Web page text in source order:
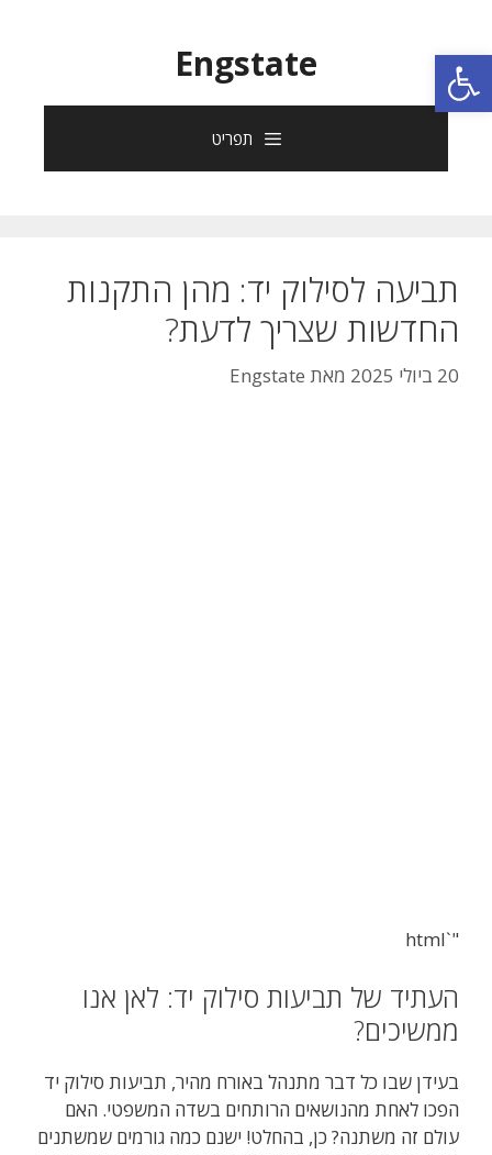
פתח סרגל נגישות Engstate
תפריט
תביעה לסילוק יד: מהן התקנות
החדשות שצריך לדעת?
20 ביולי 2025 מאת Engstate
"`html
העתיד של תביעות סילוק יד: לאן אנו
ממשיכים?
בעידן שבו כל דבר מתנהל באורח מהיר, תביעות סילוק יד
הפכו לאחת מהנושאים הרותחים בשדה המשפטי. האם
עולם זה משתנה? כן, בהחלט! ישנם כמה גורמים שמשתנים